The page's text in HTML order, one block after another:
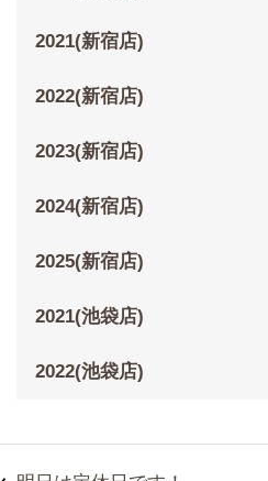
2021(新宿店)
2022(新宿店)
2023(新宿店)
2024(新宿店)
2025(新宿店)
2021(池袋店)
2022(池袋店)